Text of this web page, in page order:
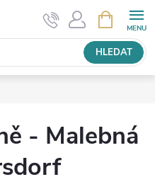
HLEDAT
NÁKUPNÍ
KOŠÍK
- Malebná